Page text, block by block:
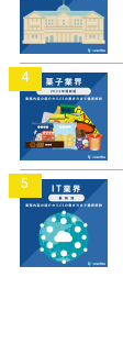
4
5